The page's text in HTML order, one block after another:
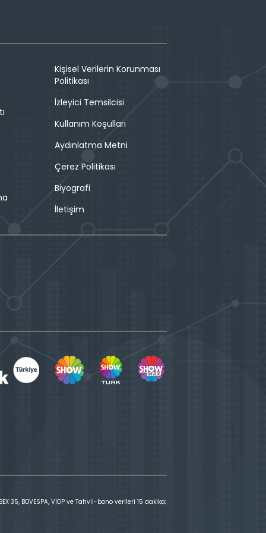
Kişisel Verilerin Korunması
Politikası
İzleyici Temsilcisi
Kullanım Koşulları
Aydınlatma Metni
Çerez Politikası
Biyografi
İletişim
35, BOVESPA, VİOP ve Tahvil-bono verileri 15 dakika;